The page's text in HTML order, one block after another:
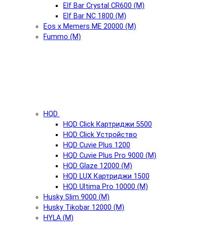
Elf Bar Crystal CR600 (М)
Elf Bar NC 1800 (М)
Eos x Memers ME 20000 (М)
Fummo (М)
HQD
HQD Click Картриджи 5500
HQD Click Устройство
HQD Cuvie Plus 1200
HQD Cuvie Plus Pro 9000 (М)
HQD Glaze 12000 (М)
HQD LUX Картриджи 1500
HQD Ultima Pro 10000 (М)
Husky Slim 9000 (М)
Husky Tikobar 12000 (М)
HYLA (М)